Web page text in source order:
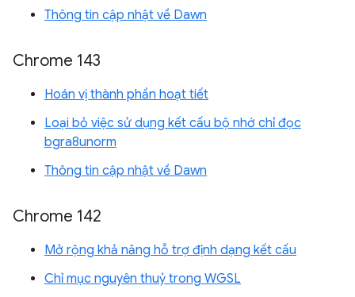
Thông tin cập nhật về Dawn
Chrome 143
Hoán vị thành phần hoạt tiết
Loại bỏ việc sử dụng kết cấu bộ nhớ chỉ đọc
bgra8unorm
Thông tin cập nhật về Dawn
Chrome 142
Mở rộng khả năng hỗ trợ định dạng kết cấu
Chỉ mục nguyên thuỷ trong WGSL